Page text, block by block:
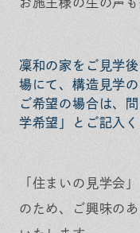
凜和の家をご見学
場にて、構造見学
ご希望の場合は、
学希望」とご記入く
「住まいの見学会
のため、ご興味の